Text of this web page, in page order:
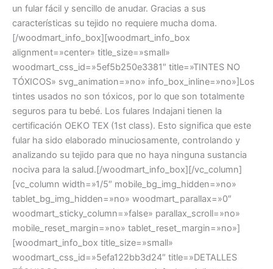
un fular fácil y sencillo de anudar. Gracias a sus
características su tejido no requiere mucha doma.
[/woodmart_info_box][woodmart_info_box
alignment=»center» title_size=»small»
woodmart_css_id=»5ef5b250e3381″ title=»TINTES NO
TÓXICOS» svg_animation=»no» info_box_inline=»no»]Los
tintes usados no son tóxicos, por lo que son totalmente
seguros para tu bebé. Los fulares Indajani tienen la
certificación OEKO TEX (1st class). Esto significa que este
fular ha sido elaborado minuciosamente, controlando y
analizando su tejido para que no haya ninguna sustancia
nociva para la salud.[/woodmart_info_box][/vc_column]
[vc_column width=»1/5″ mobile_bg_img_hidden=»no»
tablet_bg_img_hidden=»no» woodmart_parallax=»0″
woodmart_sticky_column=»false» parallax_scroll=»no»
mobile_reset_margin=»no» tablet_reset_margin=»no»]
[woodmart_info_box title_size=»small»
woodmart_css_id=»5efa122bb3d24″ title=»DETALLES